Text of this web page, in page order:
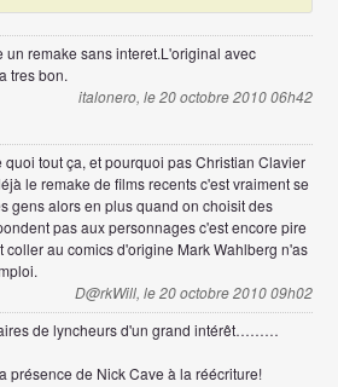
un remake sans interet.L'original avec
tres bon.
italonero, le 20 octobre 2010 06h42
quoi tout ça, et pourquoi pas Christian Clavier
le remake de films recents c'est vraiment se
gens alors en plus quand on choisit des
pas aux personnages c'est encore pire
coller au comics d'origine Mark Wahlberg n'as
D@rkWill, le 20 octobre 2010 09h02
de lyncheurs d'un grand intérêt………
présence de Nick Cave à la réécriture!